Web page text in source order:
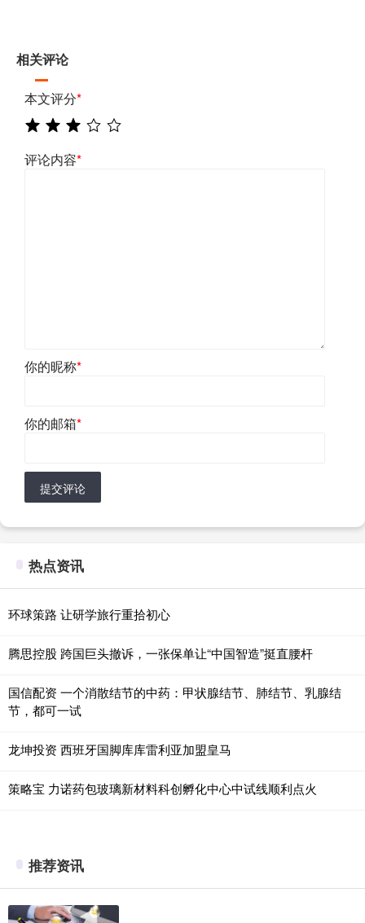
相关评论
本文评分*
评论内容*
你的昵称*
你的邮箱*
提交评论
热点资讯
环球策路 让研学旅行重拾初心
腾思控股 跨国巨头撤诉，一张保单让“中国智造”挺直腰杆
国信配资 一个消散结节的中药：甲状腺结节、肺结节、乳腺结
节，都可一试
龙坤投资 西班牙国脚库库雷利亚加盟皇马
策略宝 力诺药包玻璃新材料科创孵化中心中试线顺利点火
推荐资讯